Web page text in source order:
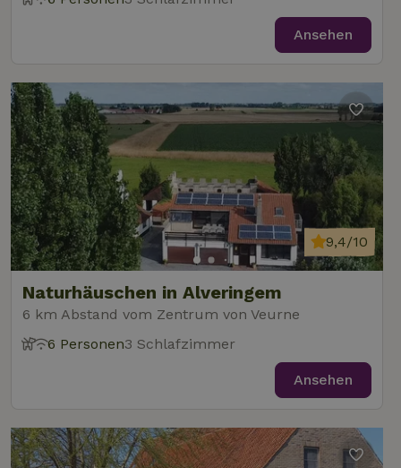
Ansehen
Naturhäuschen in Alveringem
6 km Abstand vom Zentrum von Veurne
9,4/10
6 Personen3 Schlafzimmer
Ansehen